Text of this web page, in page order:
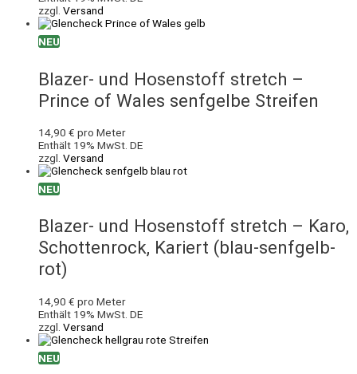
zzgl. Versand
NEU
Blazer- und Hosenstoff stretch –
Prince of Wales senfgelbe Streifen
14,90 € pro Meter
Enthält 19% MwSt. DE
zzgl. Versand
NEU
Blazer- und Hosenstoff stretch – Karo,
Schottenrock, Kariert (blau-senfgelb-
rot)
14,90 € pro Meter
Enthält 19% MwSt. DE
zzgl. Versand
NEU